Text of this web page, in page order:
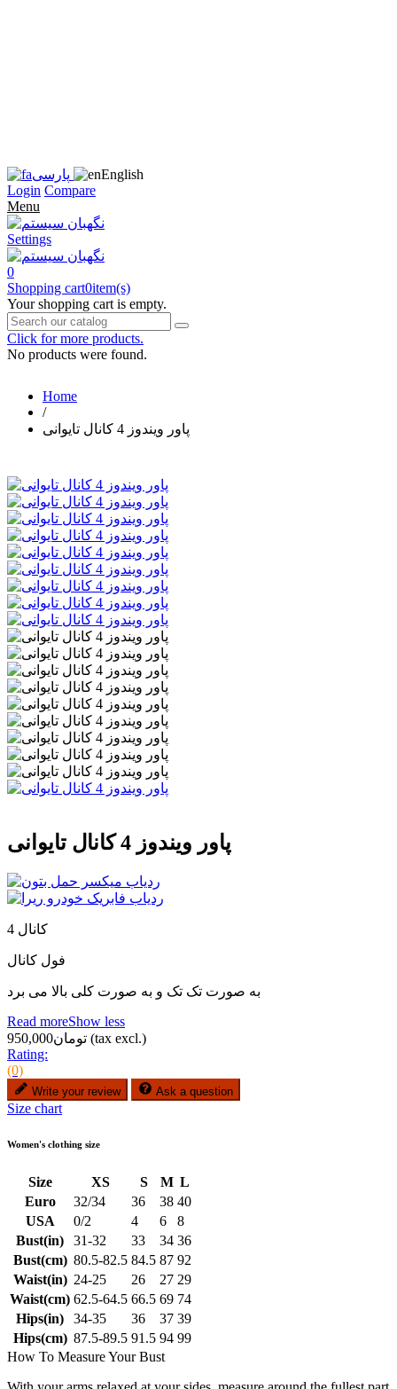
پارسی
English
Login Compare
Menu
Settings
0
Shopping cart0item(s)
Your shopping cart is empty.
Click for more products.
No products were found.
Home
/
پاور ویندوز 4 کانال تایوانی
پاور ویندوز 4 کانال تایوانی
4 کانال
فول کانال
به صورت تک تک و به صورت کلی بالا می برد
Read moreShow less
تومان950,000 (tax excl.)
Rating:
(0)
Write your review Ask a question
Size chart
Women's clothing size
Size XS S M L
Euro
32/34 36 38 40
USA
0/2 4 6
8
Bust(in)
31-32 33 34 36
Bust(cm) 80.5-82.5 84.5 87 92
Waist(in) 24-25 26 27 29
Waist(cm) 62.5-64.5 66.5 69 74
Hips(in)
34-35 36 37 39
Hips(cm) 87.5-89.5 91.5 94 99
How To Measure Your Bust